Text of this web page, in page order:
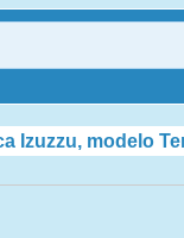
Izuzzu, modelo